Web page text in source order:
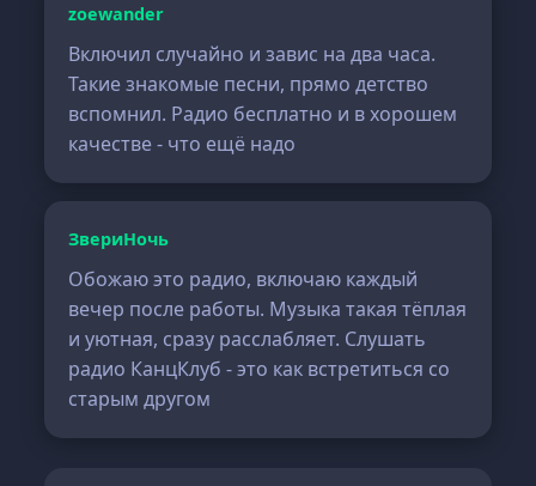
zoewander
Включил случайно и завис на два часа.
Такие знакомые песни, прямо детство
вспомнил. Радио бесплатно и в хорошем
качестве - что ещё надо
ЗвериНочь
Обожаю это радио, включаю каждый
вечер после работы. Музыка такая тёплая
и уютная, сразу расслабляет. Слушать
радио КанцКлуб - это как встретиться со
старым другом